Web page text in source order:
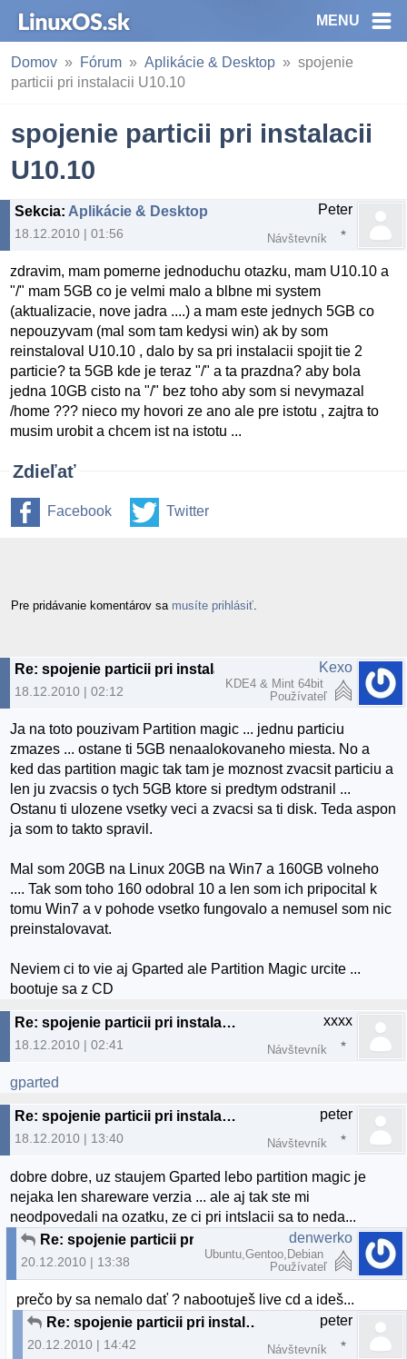
MENU
Domov Fórum Aplikácie & Desktop
spojenie
particii pri instalacii U10.10
spojenie particii pri instalacii
U10.10
Sekcia: Aplikácie & Desktop
18.12.2010 | 01:56
Peter
Návštevník
zdravim, mam pomerne jednoduchu otazku, mam U10.10 a
"/" mam 5GB co je velmi malo a blbne mi system
(aktualizacie, nove jadra ....) a mam este jednych 5GB co
nepouzyvam (mal som tam kedysi win) ak by som
reinstaloval U10.10 , dalo by sa pri instalacii spojit tie 2
particie? ta 5GB kde je teraz "/" a ta prazdna? aby bola
jedna 10GB cisto na "/" bez toho aby som si nevymazal
/home ??? nieco my hovori ze ano ale pre istotu , zajtra to
musim urobit a chcem ist na istotu ...
Zdieľať
Facebook Twitter
Pre pridávanie komentárov sa musíte prihlásiť
18.12.2010 | 02:12
Kexo
KDE4 & Mint 64bit
Používateľ
Ja na toto pouzivam Partition magic ... jednu particiu
zmazes ... ostane ti 5GB nenaalokovaneho miesta. No a
ked das partition magic tak tam je moznost zvacsit particiu a
len ju zvacsis o tych 5GB ktore si predtym odstranil ...
Ostanu ti ulozene vsetky veci a zvacsi sa ti disk. Teda aspon
ja som to takto spravil.
Mal som 20GB na Linux 20GB na Win7 a 160GB volneho
.... Tak som toho 160 odobral 10 a len som ich pripocital k
tomu Win7 a v pohode vsetko fungovalo a nemusel som nic
preinstalovavat.
Neviem ci to vie aj Gparted ale Partition Magic urcite ...
bootuje sa z CD
Re: spojenie particii pri instalacii U10.10
18.12.2010 | 02:41
xxxx
Návštevník
gparted
Re: spojenie particii pri instalacii U10.10
18.12.2010 | 13:40
peter
Návštevník
dobre dobre, uz staujem Gparted lebo partition magic je
nejaka len shareware verzia ... ale aj tak ste mi
neodpovedali na ozatku, ze ci pri intslacii sa to neda...
20.12.2010 | 13:38
denwerko
Ubuntu,Gentoo,Debian
Používateľ
prečo by sa nemalo dať ? nabootuješ live cd a ideš...
Re: spojenie particii pri instalacii U10.10
20.12.2010 | 14:42
peter
Návštevník